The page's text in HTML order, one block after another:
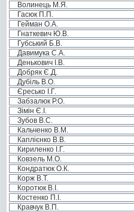
Волинець М.Я.
Гасюк П.П.
Гейман О.А.
Гнаткевич Ю.В.
Губський Б.В.
Давимука С.А.
Денькович І.В.
Добряк Є.Д.
Дубіль В.О.
Єресько І.Г.
Забзалюк Р.О.
Зімін Є.І.
Зубов В.С.
Кальченко В.М.
Каплієнко В.В.
Кириленко І.Г.
Ковзель М.О.
Кондратюк О.К.
Корж В.Т.
Коротюк В.І.
Костенко П.І.
Кравчук В.П.